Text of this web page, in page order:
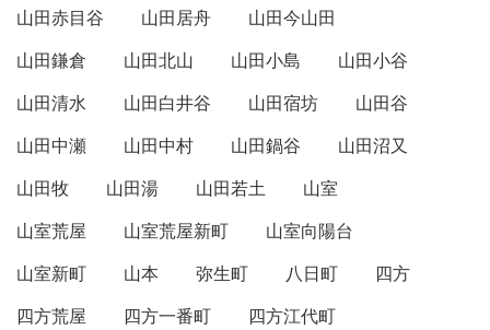
山田赤目谷
山田居舟
山田今山田
山田鎌倉
山田北山 山田小島
山田小谷
山田清水
山田白井谷 山田宿坊
山田谷
山田中瀬
山田中村 山田鍋谷
山田沼又
山田牧
山田湯 山田若土
山室
山室荒屋
山室荒屋新町
山室向陽台
山室新町
山本 弥生町 八日町
四方
四方荒屋
四方一番町
四方江代町